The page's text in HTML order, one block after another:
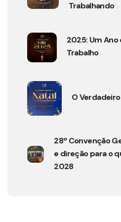
Trabalhando
2025: Um Ano
Trabalho
O
28ª Convenção
e direção para o
2028